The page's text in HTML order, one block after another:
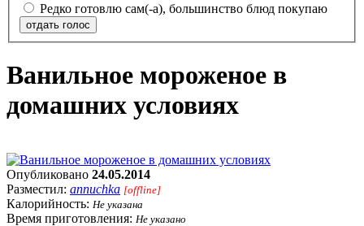
Редко готовлю сам(-а), большинство блюд покупаю
отдать голос
Ванильное мороженое в
домашних условиях
Опубликовано 24.05.2014
Разместил: annuchka [offline]
Калорийность: Не указана
Время приготовления: Не указано